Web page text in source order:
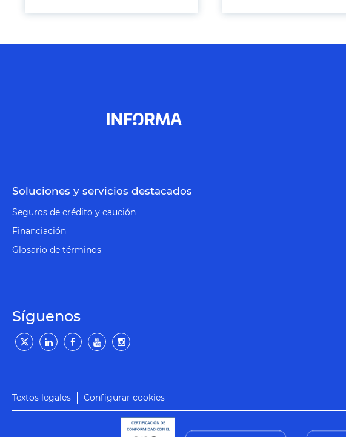
Soluciones y servicios destacados
Seguros de crédito y caución
Financiación
Glosario de términos
Síguenos
Textos legales Configurar cookies